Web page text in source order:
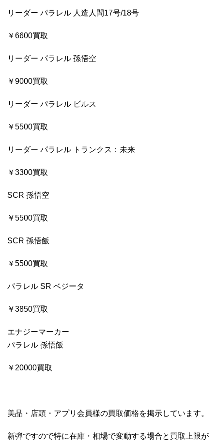
リーダー パラレル 人造人間17号/18号
￥6600買取
リーダー パラレル 孫悟空
￥9000買取
リーダー パラレル ビルス
￥5500買取
リーダー パラレル トランクス：未来
￥3300買取
SCR 孫悟空
￥5500買取
SCR 孫悟飯
￥5500買取
パラレル SR ベジータ
￥3850買取
エナジーマーカー
パラレル 孫悟飯
￥20000買取
美品・店頭・アプリ会員様の買取価格を掲示しています。
新弾ですので特に在庫・相場で変動する場合と買取上限が